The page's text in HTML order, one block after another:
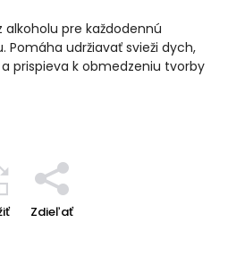
pre každodennú
udržiavať svieži dych,
prispieva k obmedzeniu tvorby
Zdieľať